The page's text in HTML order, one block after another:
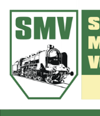
Zum Inhalt springen